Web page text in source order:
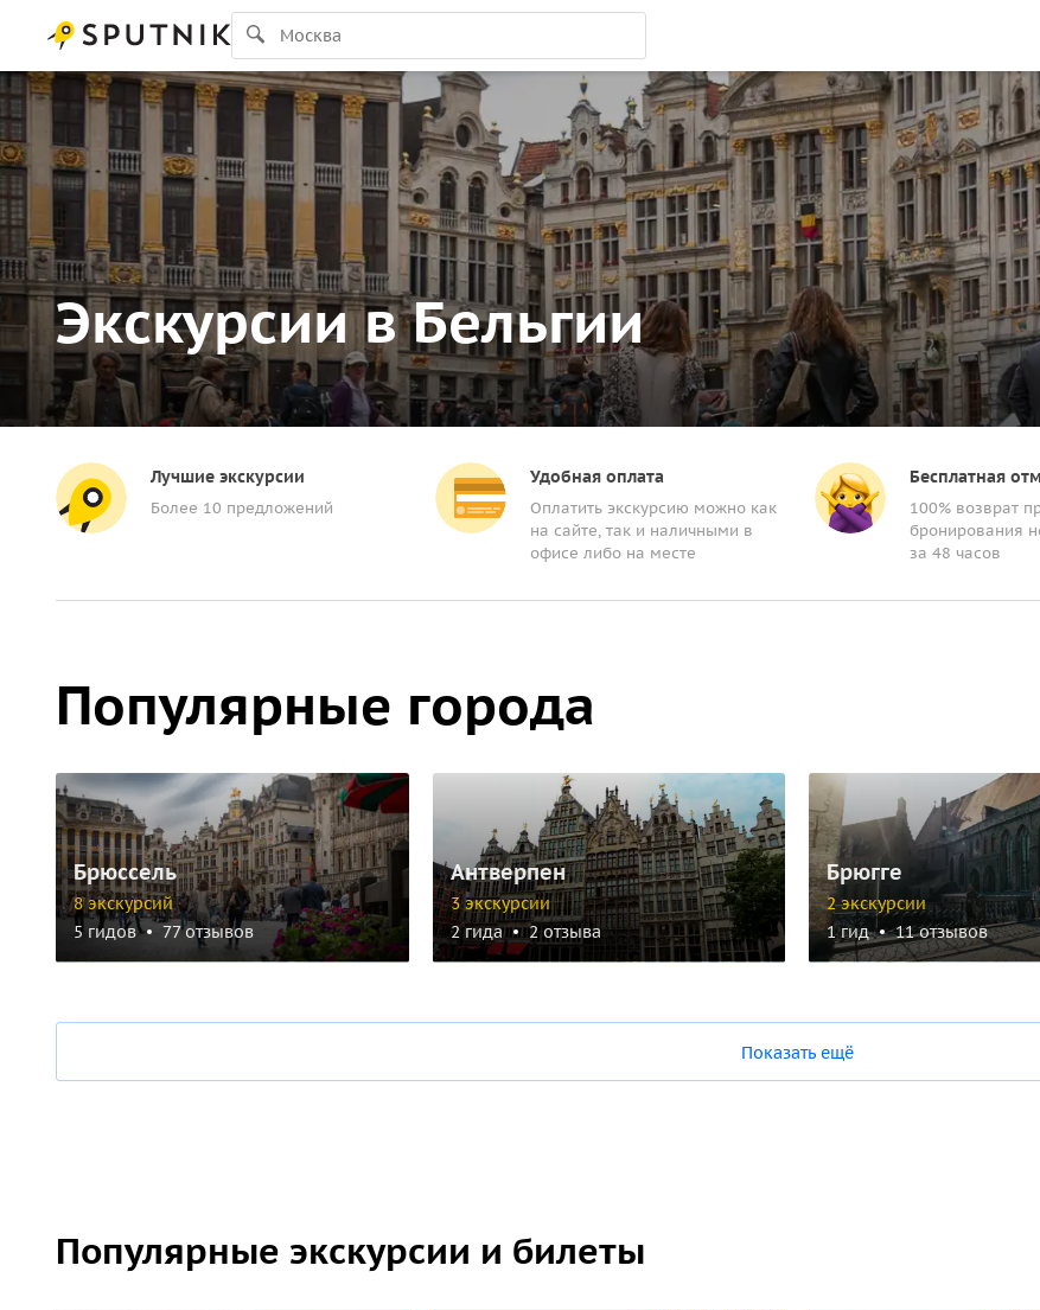
Экскурсии в Бельгии
Лучшие экскурсии
Более 10 предложений
Удобная оплата
Оплатить экскурсию можно как
на сайте, так и наличными в
офисе либо на месте
Бесплатная
100% возврат
бронирования
за 48 часов
Популярные города
Брюссель
8 экскурсий
5 гидов
77 отзывов
Антверпен
3 экскурсии
2 гида
2 отзыва
Брюгге
2 экскурсии
1 гид
11 отзывов
Показать ещё
Популярные экскурсии и билеты